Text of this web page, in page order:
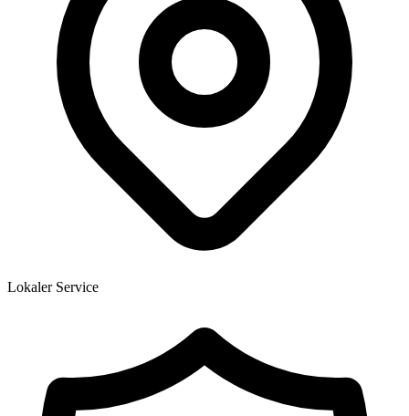
Lokaler Service